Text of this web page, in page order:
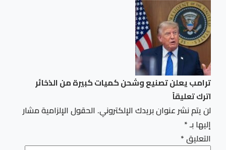
ترامب يعلن تصنيع وشحن كميات كبيرة من الذخائر
اترك تعليقاً
لن يتم نشر عنوان بريدك الإلكتروني. الحقول الإلزامية مشار
إليها بـ*
التعليق*